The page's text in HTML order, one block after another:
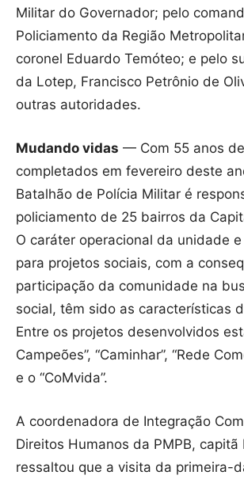
Militar do Governador; pelo
Policiamento da Região
coronel Eduardo Temóteo; e pelo
da Lotep, Francisco Petrônio de
outras autoridades.
Mudando vidas — Com 55 anos
completados em fevereiro deste
Batalhão de Polícia Militar é
policiamento de 25 bairros da
O caráter operacional da unidade
para projetos sociais, com a
participação da comunidade na
social, têm sido as características
Entre os projetos desenvolvidos
Campeões”, “Caminhar”, “Rede
e o “CoMvida”.
A coordenadora de Integração
Direitos Humanos da PMPB, capitã
ressaltou que a visita da primeira-